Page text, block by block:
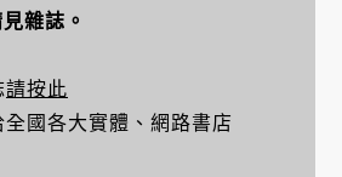
雜誌。
請按此
國各大實體、網路書店